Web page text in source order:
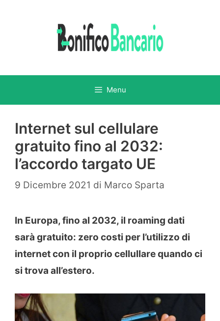
Menu
Internet sul cellulare
gratuito fino al 2032:
l’accordo targato UE
9 Dicembre 2021 di Marco Sparta
In Europa, fino al 2032, il roaming dati
sarà gratuito: zero costi per l’utilizzo di
internet con il proprio cellullare quando ci
si trova all’estero.